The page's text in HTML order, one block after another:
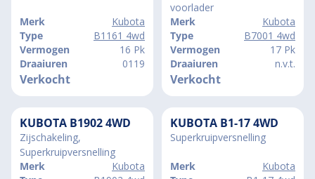
Merk
Kubota
Type
B1161 4wd
Vermogen
16 Pk
Draaiuren
0119
Verkocht
voorlader
Merk
Kubota
Type
B7001 4wd
Vermogen
17 Pk
Draaiuren
n.v.t.
Verkocht
KUBOTA B1902 4WD
Zijschakeling,
Superkruipversnelling
Merk
Kubota
KUBOTA B1-17 4WD
Superkruipversnelling
Merk
Kubota